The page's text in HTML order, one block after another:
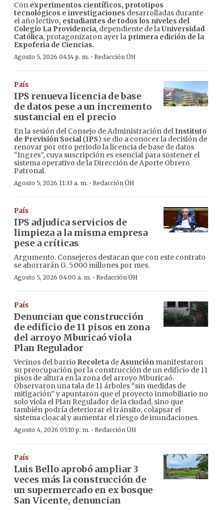
Con experimentos científicos, prototipos
tecnológicos e investigaciones desarrolladas durante
el año lectivo, estudiantes de todos los niveles del
Colegio La Providencia, dependiente de laUniversidad
Católica, protagonizaron ayer la primera edición de la
Expoferia de Ciencias.
Agosto 5, 2026 04:14 p. m. · Redacción ÚH
País
IPS renueva licencia de base
de datos pese a un incremento
sustancial en el precio
En la sesión del Consejo de Administración delInstituto
de Previsión Social(IPS) se dio a conocer la decisión de
renovar por otro periodo la licencia de base de datos
“Ingres”, cuya suscripción es esencial para sostener el
sistema operativo de la Dirección de Aporte Obrero
Patronal.
Agosto 5, 2026 11:33 a. m. · Redacción ÚH
País
IPS adjudica servicios de
limpieza a la misma empresa
pese a críticas
Argumento. Consejeros destacan que con este contrato
se ahorrarán G. 5.000 millones por mes.
Agosto 5, 2026 04:00 a. m. · Redacción ÚH
País
Denuncian que construcción
de edificio de 11 pisos en zona
del arroyo Mburicaó viola
Plan Regulador
Vecinos del barrio Recoleta deAsunción manifestaron
su preocupación por la construcción de un edificio de 11
pisos de altura en la zona del arroyo Mburicaó.
Observaron una tala de 11 árboles “sin medidas de
mitigación” y apuntaron que el proyecto inmobiliario no
solo viola el Plan Regulador de la ciudad, sino que
también podría deteriorar el tránsito, colapsar el
sistema cloacal y aumentar el riesgo de inundaciones.
Agosto 4, 2026 05:10 p. m. · Redacción ÚH
País
Luis Bello aprobó ampliar 3
veces más la construcción de
un supermercado en ex bosque
San Vicente, denuncian